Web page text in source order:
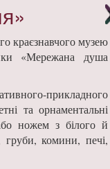
краєзнавчого музею
«Мережана душа
прикладного
та орнаментальні
ножем з білого й
груби, комини, печі,